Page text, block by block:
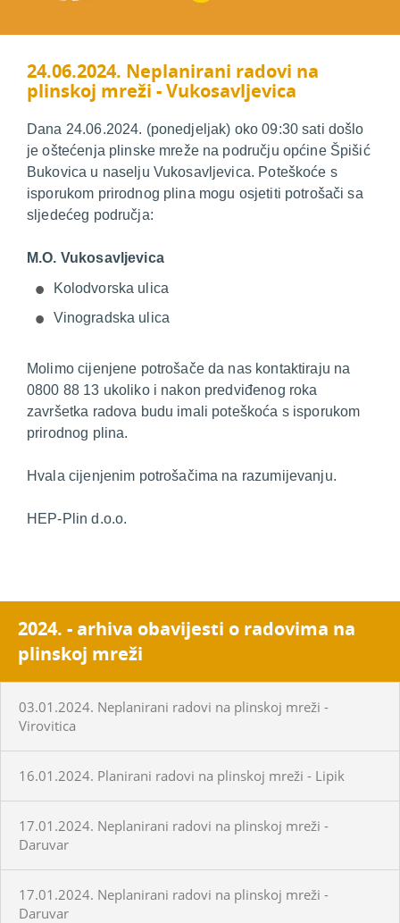
24.06.2024. Neplanirani radovi na
plinskoj mreži - Vukosavljevica
Dana 24.06.2024. (ponedjeljak) oko 09:30 sati došlo
je oštećenja plinske mreže na području općine Špišić
Bukovica u naselju Vukosavljevica. Poteškoće s
isporukom prirodnog plina mogu osjetiti potrošači sa
sljedećeg područja:
M.O. Vukosavljevica
Kolodvorska ulica
Vinogradska ulica
Molimo cijenjene potrošače da nas kontaktiraju na
0800 88 13 ukoliko i nakon predviđenog roka
završetka radova budu imali poteškoća s isporukom
prirodnog plina.
Hvala cijenjenim potrošačima na razumijevanju.
HEP-Plin d.o.o.
2024. - arhiva obavijesti o radovima na
plinskoj mreži
03.01.2024. Neplanirani radovi na plinskoj mreži -
Virovitica
16.01.2024. Planirani radovi na plinskoj mreži - Lipik
17.01.2024. Neplanirani radovi na plinskoj mreži -
Daruvar
17.01.2024. Neplanirani radovi na plinskoj mreži -
Daruvar